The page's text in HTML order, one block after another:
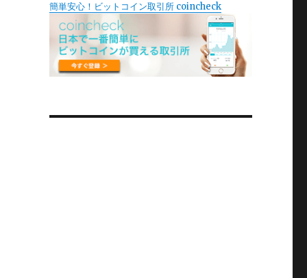
簡単安心！ビットコイン取引所 coincheck